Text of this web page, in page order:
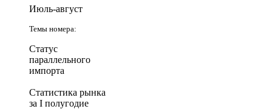
Июль-август
Темы номера:
Статус
параллельного
импорта
Статистика рынка
за I полугодие